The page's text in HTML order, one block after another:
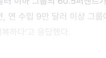
, 연 수입 9만 달러 이상 그룹
하다'고 응답했다.